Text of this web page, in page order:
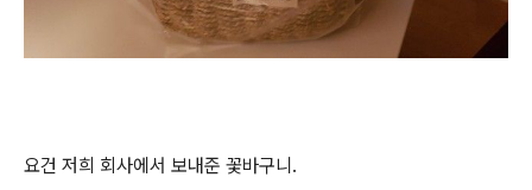
요건 저희 회사에서 보내준 꽃바구니.